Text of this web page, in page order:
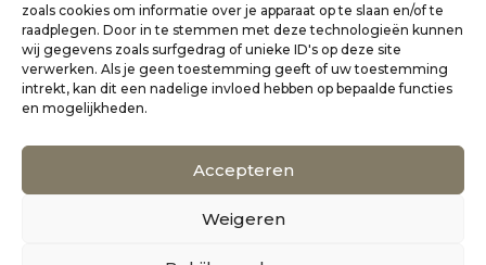
zoals cookies om informatie over je apparaat op te slaan en/of te
raadplegen. Door in te stemmen met deze technologieën kunnen
wij gegevens zoals surfgedrag of unieke ID's op deze site
verwerken. Als je geen toestemming geeft of uw toestemming
intrekt, kan dit een nadelige invloed hebben op bepaalde functies
en mogelijkheden.
Accepteren
Weigeren
Website realisatie doorZakelijk Bereikbaar
Alle rechten voorbehouden